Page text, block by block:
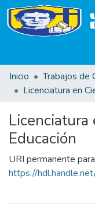
Inicio
Trabajos de
Licenciatura
Educación
URI permanente
https://